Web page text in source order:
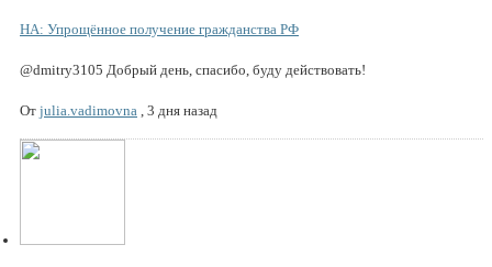
НА: Упрощённое получение гражданства РФ
@dmitry3105 Добрый день, спасибо, буду действовать!
От julia.vadimovna , 3 дня назад